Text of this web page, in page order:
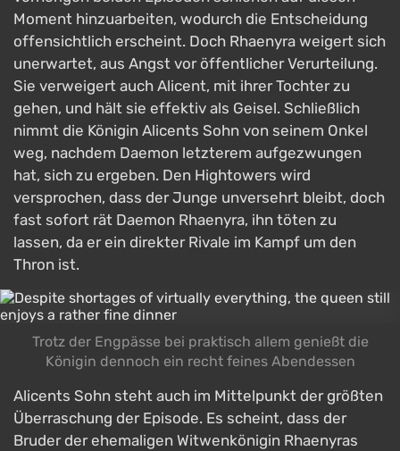
Moment hinzuarbeiten, wodurch die Entscheidung
offensichtlich erscheint. Doch Rhaenyra weigert sich
unerwartet, aus Angst vor öffentlicher Verurteilung.
Sie verweigert auch Alicent, mit ihrer Tochter zu
gehen, und hält sie effektiv als Geisel. Schließlich
nimmt die Königin Alicents Sohn von seinem Onkel
weg, nachdem Daemon letzterem aufgezwungen
hat, sich zu ergeben. Den Hightowers wird
versprochen, dass der Junge unversehrt bleibt, doch
fast sofort rät Daemon Rhaenyra, ihn töten zu
lassen, da er ein direkter Rivale im Kampf um den
Thron ist.
Trotz der Engpässe bei praktisch allem genießt die
Königin dennoch ein recht feines Abendessen
Alicents Sohn steht auch im Mittelpunkt der größten
Überraschung der Episode. Es scheint, dass der
Bruder der ehemaligen Witwenkönigin Rhaenyras